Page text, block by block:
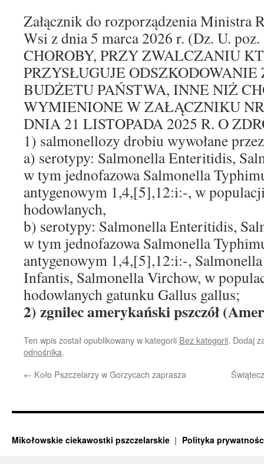
Załącznik do rozporządzenia Ministra
Wsi z dnia 5 marca 2026 r. (Dz. U.
CHOROBY, PRZY ZWALCZANIU
PRZYSŁUGUJE ODSZKODOWANIE
BUDŻETU PAŃSTWA, INNE NIŻ
WYMIENIONE W ZAŁĄCZNIKU
DNIA 21 LISTOPADA 2025 R. O
1) salmonellozy drobiu wywołane
a) serotypy: Salmonella Enteritidis,
w tym jednofazowa Salmonella
antygenowym 1,4,[5],12:i:-, w
hodowlanych,
b) serotypy: Salmonella Enteritidis,
w tym jednofazowa Salmonella
antygenowym 1,4,[5],12:i:-,
Infantis, Salmonella Virchow, w
hodowlanych gatunku Gallus gallus;
2) zgnilec amerykański pszczół
Ten wpis został opublikowany w kategorii Bez kategorii. Dodaj
odnośnika.
← Koło Pszczelarzy w Gorzycach zaprasza
Mikołowskie ciekawostki pszczelarskie Polityka